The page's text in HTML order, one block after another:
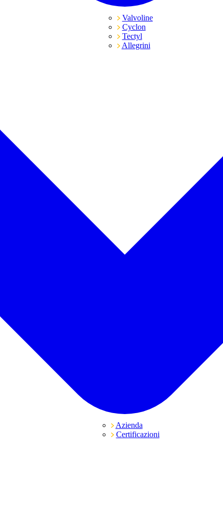
Valvoline
Cyclon
Tectyl
Allegrini
Azienda
Certificazioni